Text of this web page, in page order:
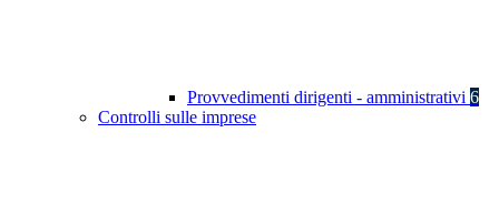
Provvedimenti dirigenti - amministrativi 6
Controlli sulle imprese